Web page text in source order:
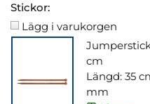
Stickor:
Lägg i varukorgen
cm
Längd: 35
mm